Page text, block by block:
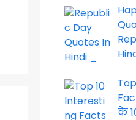
के